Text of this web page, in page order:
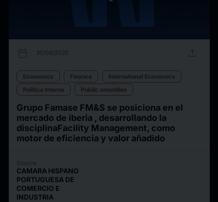
calendar_today 30/06/2025 upload
Economics Finance
International Economics
Politica Interna
Public amenities
Grupo Famase FM&S se posiciona en el
mercado de iberia , desarrollando la
disciplinaFacility Management, como
motor de eficiencia y valor añadido
Source
CAMARA HISPANO
PORTUGUESA DE
COMERCIO E
INDUSTRIA